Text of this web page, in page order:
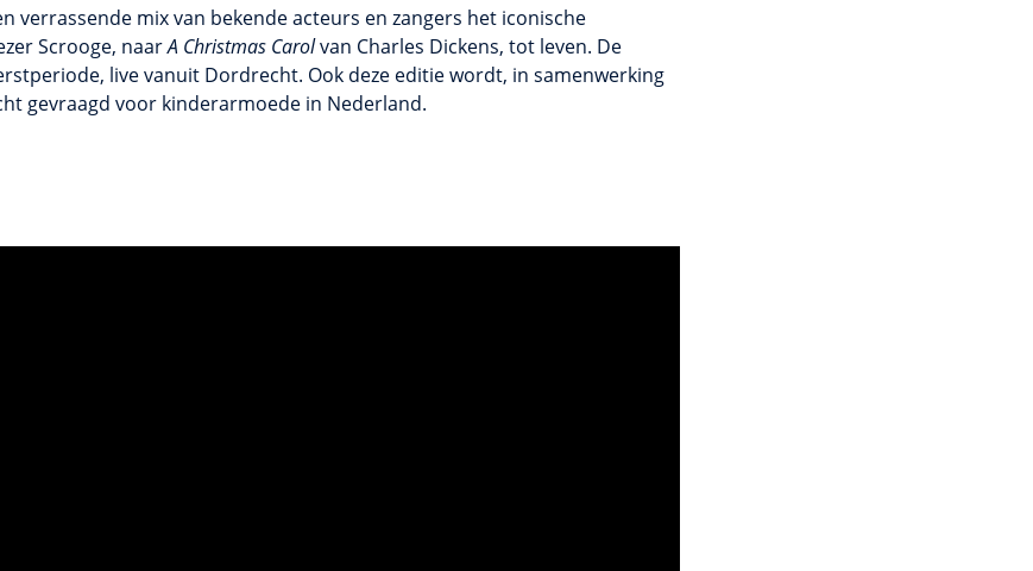
verrassende mix van bekende acteurs en zangers het iconische
Scrooge, naarA Christmas Carolvan Charles Dickens, tot leven. De
live vanuit Dordrecht. Ook deze editie wordt, in samenwerking
gevraagd voor kinderarmoede in Nederland.